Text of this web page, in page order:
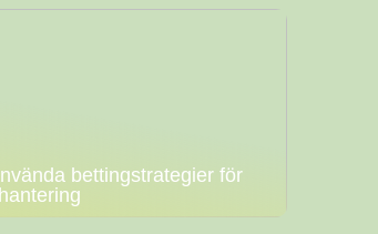
bettingstrategier för